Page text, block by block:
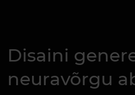
Disaini
neuravõrgu